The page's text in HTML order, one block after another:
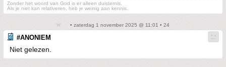
Zonder het woord van God is er alleen duisternis.
Als je niet kan relativeren, heb je weinig aan kennis.
• zaterdag 1 november 2025 @ 11:01 • 24
#ANONIEM
Niet gelezen.